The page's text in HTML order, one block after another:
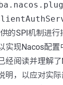
的SPI机制进行
实现Nacos配置
经阅读并理解
明，以应对实